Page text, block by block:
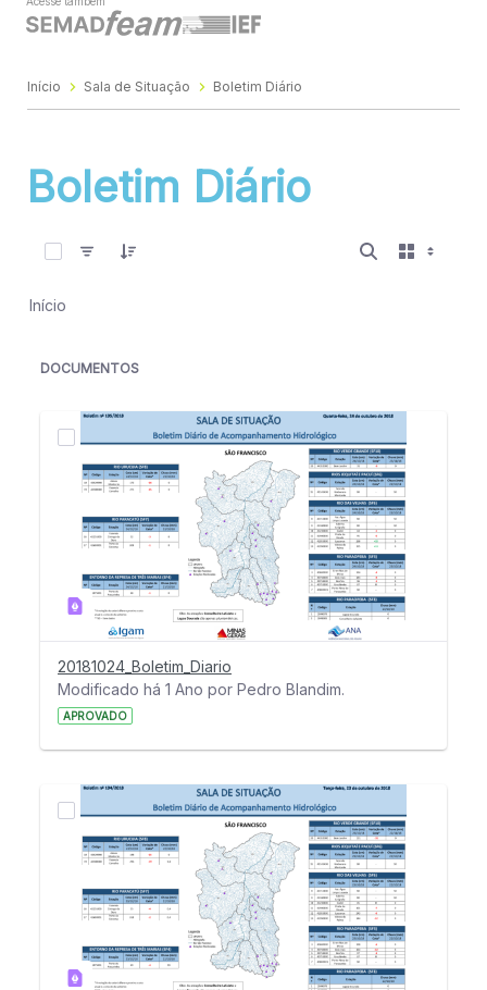
Início Sala de Situação Boletim Diário
Boletim Diário
Início
DOCUMENTOS
20181024_Boletim_Diario
Modificado há 1 Ano por Pedro Blandim.
APROVADO